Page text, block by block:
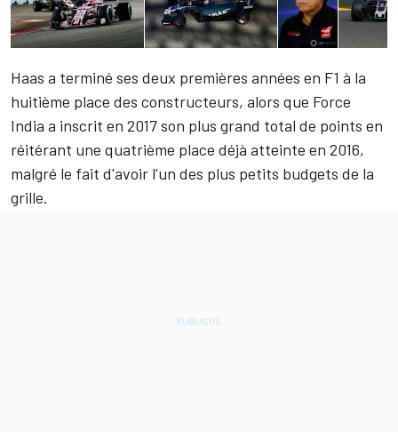
Haas a terminé ses deux premières années en F1 à la
huitième place des constructeurs, alors que Force
India a inscrit en 2017 son plus grand total de points en
réitérant une quatrième place déjà atteinte en 2016,
malgré le fait d'avoir l'un des plus petits budgets de la
grille.